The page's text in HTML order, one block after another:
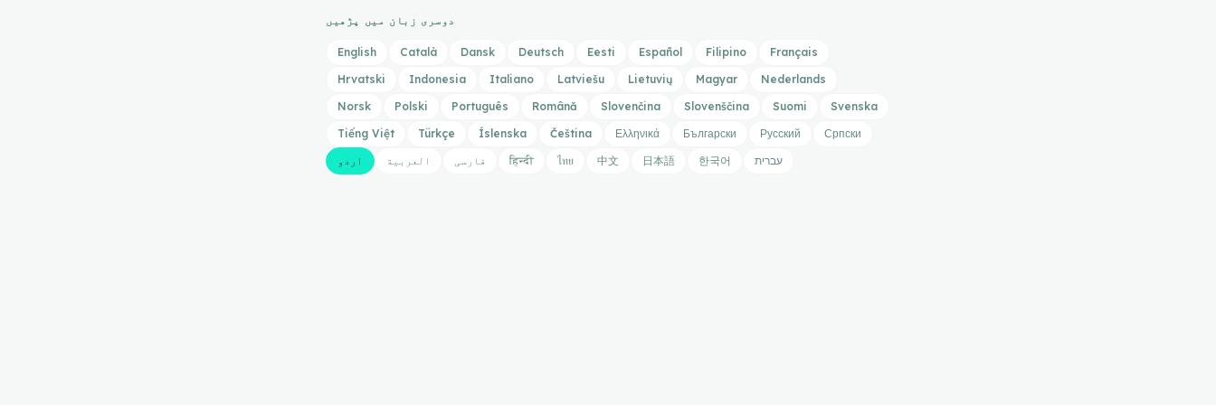
دوسری زبان میں پڑھیں
English Català Dansk Deutsch Eesti Español Filipino
Français
Hrvatski
Indonesia Italiano Latviešu Lietuvių Magyar
Nederlands
Norsk
Polski Português Română Slovenčina Slovenščina Suomi
Svenska
Tiếng Việt
Türkçe Íslenska Čeština Ελληνικά Български Русский
Српски
اردو
العربية فارسی हिन्दी ไทย 中文 日本語 한국어 עברית